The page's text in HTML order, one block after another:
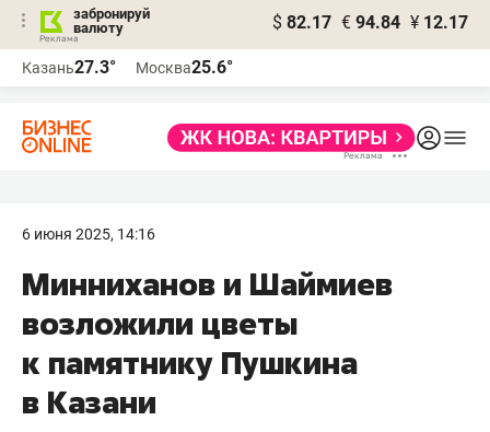
забронируй
валюту
$ 82.17 € 94.84 ¥ 12.17
Казань27.3° Москва25.6°
6 июня 2025, 14:16
Минниханов и Шаймиев
возложили цветы
к памятнику Пушкина
в Казани